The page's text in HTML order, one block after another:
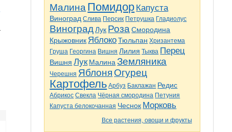
Малина Помидор Капуста
Виноград Слива Персик Петрушка Гладиолус
Виноград Лук Роза Смородина
Крыжовник Яблоко Тюльпан Хризантема
Груша Георгина Вишня Лилия Тыква Перец
Вишня Лук Малина Земляника
Черешня Яблоня Огурец
Картофель Арбуз Баклажан Редис
Абрикос Свекла Чёрная смородина Петуния
Капуста белокочанная Чеснок Морковь
Все растения, овощи и фрукты